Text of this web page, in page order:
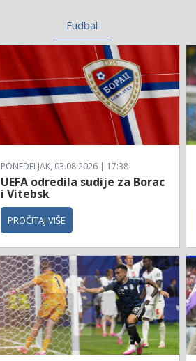
Fudbal
PONEDELJAK, 03.08.2026 | 17:38
UEFA odredila sudije za Borac
i Vitebsk
PROČITAJ VIŠE